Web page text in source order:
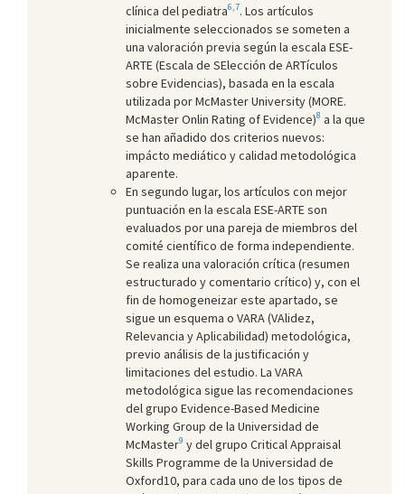
clínica del pediatra6,7. Los artículos
inicialmente seleccionados se someten a
una valoración previa según la escala ESE-
ARTE (Escala de SElección de ARTículos
sobre Evidencias), basada en la escala
utilizada por McMaster University (MORE.
McMaster Onlin Rating of Evidence)8 a la que
se han añadido dos criterios nuevos:
impácto mediático y calidad metodológica
aparente.
En segundo lugar, los artículos con mejor
puntuación en la escala ESE-ARTE son
evaluados por una pareja de miembros del
comité científico de forma independiente.
Se realiza una valoración crítica (resumen
estructurado y comentario crítico) y, con el
fin de homogeneizar este apartado, se
sigue un esquema o VARA (VAlidez,
Relevancia y Aplicabilidad) metodológica,
previo análisis de la justificación y
limitaciones del estudio. La VARA
metodológica sigue las recomendaciones
del grupo Evidence-Based Medicine
Working Group de la Universidad de
McMaster9 y del grupo Critical Appraisal
Skills Programme de la Universidad de
Oxford10, para cada uno de los tipos de